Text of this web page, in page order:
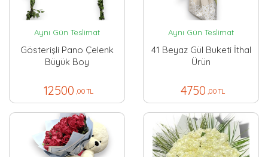
Aynı Gün Teslimat
Gösterişli Pano Çelenk
Büyük Boy
12500 ,00 TL
Aynı Gün Teslimat
41 Beyaz Gül Buketi İthal
Ürün
4750 ,00 TL